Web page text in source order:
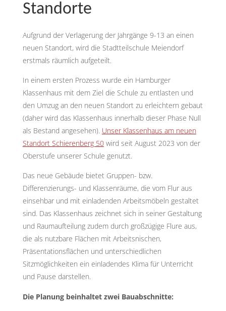
Standorte
Aufgrund der Verlagerung der Jahrgänge 9-13 an einen
neuen Standort, wird die Stadtteilschule Meiendorf
erstmals räumlich aufgeteilt.
In einem ersten Prozess wurde ein Hamburger
Klassenhaus mit dem Ziel die Schule zu entlasten und
den Umzug an den neuen Standort zu erleichtern gebaut
(daher wird das Klassenhaus innerhalb dieser Phase Null
als Bestand angesehen). Unser Klassenhaus am neuen
Standort Schierenberg 50wird seit August 2023 von der
Oberstufe unserer Schule genutzt.
Das neue Gebäude bietet Gruppen- bzw.
Differenzierungs- und Klassenräume, die vom Flur aus
einsehbar und mit einladenden Arbeitsmöbeln gestaltet
sind. Das Klassenhaus zeichnet sich in seiner Gestaltung
und Raumaufteilung zudem durch großzügige Flure aus,
die als nutzbare Flächen mit Arbeitsnischen,
Präsentationsflächen und unterschiedlichen
Sitzmöglichkeiten ein einladendes Klima für Unterricht
und Pause darstellen.
Die Planung beinhaltet zwei Bauabschnitte: